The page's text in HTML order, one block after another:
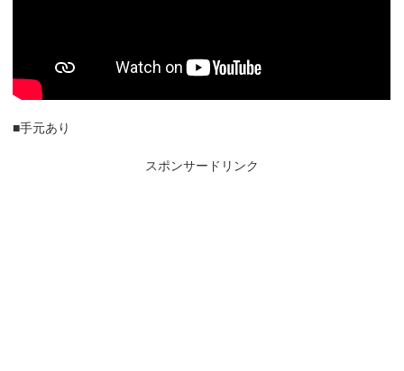
■手元あり
スポンサードリンク